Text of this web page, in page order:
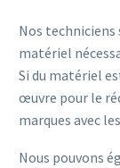
Nos
matériel
Si du matériel
œuvre pour le
marques avec
Nous pouvons